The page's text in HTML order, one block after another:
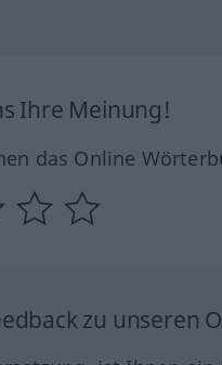
Ihre Meinung!
das Online
zu unseren